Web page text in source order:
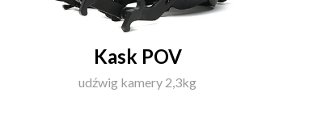
Kask POV
udźwig kamery 2,3kg